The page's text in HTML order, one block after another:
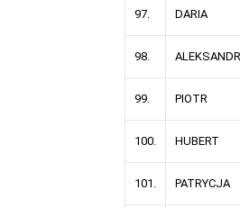
97. DARIA
98.
99. PIOTR
100. HUBERT
101. PATRYCJA